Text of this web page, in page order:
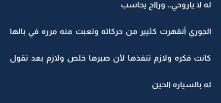
له لا ياروحي.. ورااح يحاسب
الجوري أنقهرت كثيير من حركاته وتعبت منه مرره في بالها
كانت فكره ولازم تنفذها لأن صبرها خلص ولازم بعد تقول
له بالسياره الحين